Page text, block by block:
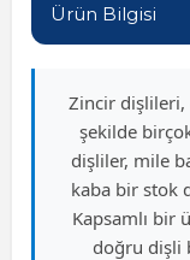
Rulman
Ürün Bilgisi
Zincir dişlileri,
şekilde
dişliler, mile
kaba bir stok
Kapsamlı bir
doğru dişli